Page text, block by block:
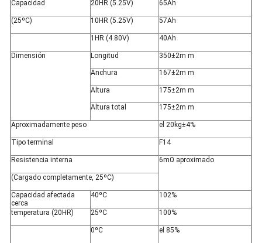
Capacidad 20HR (5.25V) 65Ah
(25ºC) 10HR (5.25V) 57Ah
1HR (4.80V) 40Ah
Dimensión Longitud 350±2m m
Anchura 167±2m m
Altura 175±2m m
Altura total 175±2m m
Aproximadamente peso el 20kg±4%
Tipo terminal F14
Resistencia interna 6mΩ aproximado
(Cargado completamente, 25ºC)
Capacidad afectada
cerca
40ºC 102%
temperatura (20HR) 25ºC 100%
0ºC el 85%